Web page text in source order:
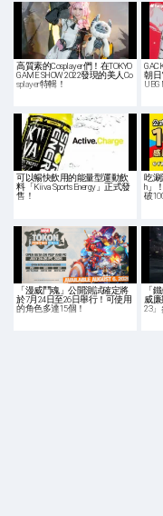
高質素的Cosplayer們！在TOKYO
GAME SHOW 2022發現的美人Co
splayer特輯！
朝日
UBG
可以暢快飲用的能量型運動飲
料「Kiiva Sports Energy」正式發
售！
吃涮
h」
破
「漫威鬥魂」公開測試確定將
於7月24日至26日舉行！可使用
的角色多達15個！
「
威廉
23」